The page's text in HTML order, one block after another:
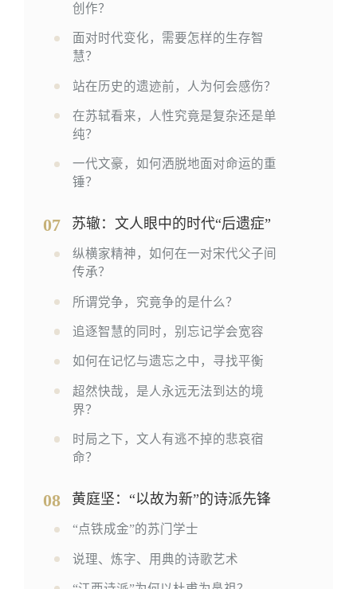
创作？
面对时代变化，需要怎样的生存智
慧？
站在历史的遗迹前，人为何会感伤？
在苏轼看来，人性究竟是复杂还是单
纯？
一代文豪，如何洒脱地面对命运的重
锤？
07 苏辙：文人眼中的时代“后遗症”
纵横家精神，如何在一对宋代父子间
传承？
所谓党争，究竟争的是什么？
追逐智慧的同时，别忘记学会宽容
如何在记忆与遗忘之中，寻找平衡
超然快哉，是人永远无法到达的境
界？
时局之下，文人有逃不掉的悲哀宿
命？
08 黄庭坚：“以故为新”的诗派先锋
“点铁成金”的苏门学士
说理、炼字、用典的诗歌艺术